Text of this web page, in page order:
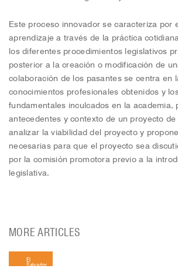
Este proceso innovador se caracteriza por
aprendizaje a través de la práctica
los diferentes procedimientos legislativos
posterior a la creación o modificación de
colaboración de los pasantes se centra en
conocimientos profesionales obtenidos y
fundamentales inculcados en la academia,
antecedentes y contexto de un proyecto de
analizar la viabilidad del proyecto y
necesarias para que el proyecto sea
por la comisión promotora previo a la
legislativa.
MORE ARTICLES
El
Salvador